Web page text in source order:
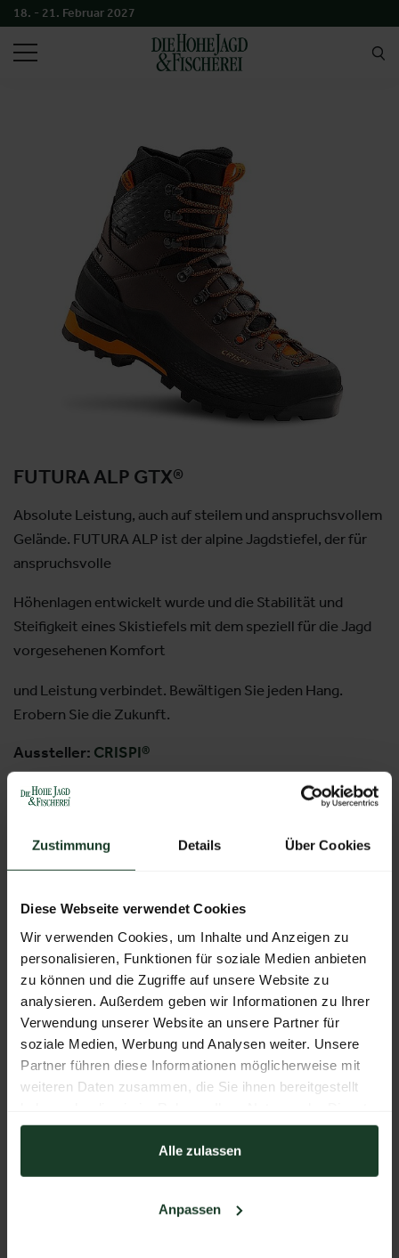
Zustimmung Details Über Cookies
Diese Webseite verwendet Cookies
Wir verwenden Cookies, um Inhalte und Anzeigen zu
personalisieren, Funktionen für soziale Medien anbieten
zu können und die Zugriffe auf unsere Website zu
analysieren. Außerdem geben wir Informationen zu Ihrer
Verwendung unserer Website an unsere Partner für
soziale Medien, Werbung und Analysen weiter. Unsere
Partner führen diese Informationen möglicherweise mit
weiteren Daten zusammen, die Sie ihnen bereitgestellt
gesammelt haben.
Alle zulassen
Anpassen
18. - 21. Februar 2027
SUCHEN
FUTURA ALP GTX®
Absolute Leistung, auch auf steilem und anspruchsvollem
Gelände. FUTURA ALP ist der alpine Jagdstiefel, der für
anspruchsvolle
Höhenlagen entwickelt wurde und die Stabilität und
Steifigkeit eines Skistiefels mit dem speziell für die Jagd
vorgesehenen Komfort
und Leistung verbindet. Bewältigen Sie jeden Hang.
Erobern Sie die Zukunft.
Aussteller: CRISPI®
CRISPI - FUTURA ALP GTX®
Weitere Produkte von diesem Aussteller